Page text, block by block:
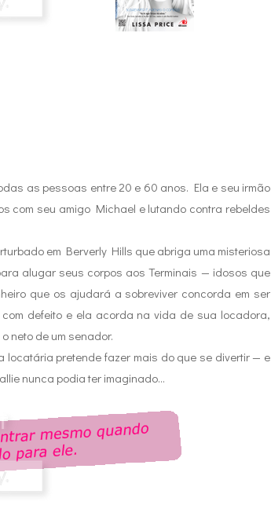
as pessoas entre 20 e 60 anos. Ela e seu irmão
com seu amigo Michael e lutando contra rebeldes
em Berverly Hills que abriga uma misteriosa
alugar seus corpos aos Terminais — idosos que
que os ajudará a sobreviver concorda em ser
defeito e ela acorda na vida de sua locadora,
neto de um senador.
locatária pretende fazer mais do que se divertir — e
nunca podia ter imaginado…